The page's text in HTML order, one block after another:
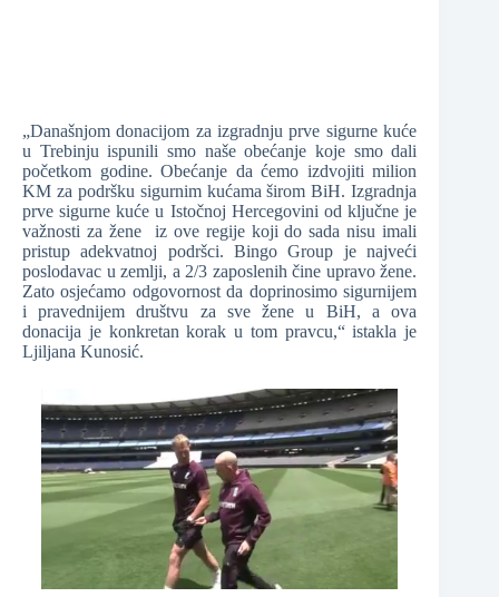
„Današnjom donacijom za izgradnju prve sigurne kuće
u Trebinju ispunili smo naše obećanje koje smo dali
početkom godine. Obećanje da ćemo izdvojiti milion
KM za podršku sigurnim kućama širom BiH. Izgradnja
prve sigurne kuće u Istočnoj Hercegovini od ključne je
važnosti za žene iz ove regije koji do sada nisu imali
pristup adekvatnoj podršci. Bingo Group je najveći
poslodavac u zemlji, a 2/3 zaposlenih čine upravo žene.
Zato osjećamo odgovornost da doprinosimo sigurnijem
i pravednijem društvu za sve žene u BiH, a ova
donacija je konkretan korak u tom pravcu,“ istakla je
Ljiljana Kunosić.